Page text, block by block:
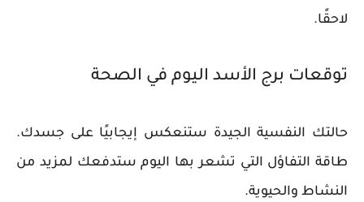
لاحقًا.
توقعات برج الأسد اليوم في الصحة
حالتك النفسية الجيدة ستنعكس إيجابيًا على جسدك.
طاقة التفاؤل التي تشعر بها اليوم ستدفعك لمزيد من
النشاط والحيوية.